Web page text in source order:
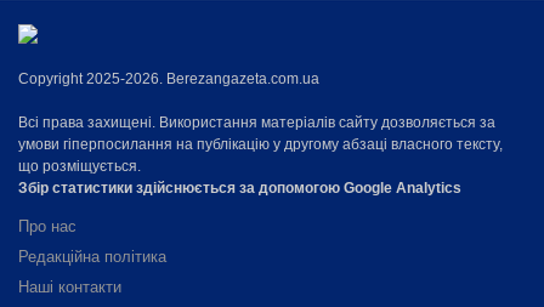
Copyright 2025-2026. Berezangazeta.com.ua
Всі права захищені. Використання матеріалів сайту дозволяється за
умови гіперпосилання на публікацію у другому абзаці власного тексту,
що розміщується.
Збір статистики здійснюється за допомогою Google Analytics
Про нас
Редакційна політика
Наші контакти